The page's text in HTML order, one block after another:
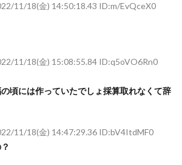
11/18(金) 14:50:18.43 ID:m/EvQceX0
11/18(金) 15:08:55.84 ID:q5oVO6Rn0
頃には作っていたでしょ採算取れなくて辞
11/18(金) 14:47:29.36 ID:bV4ItdMF0